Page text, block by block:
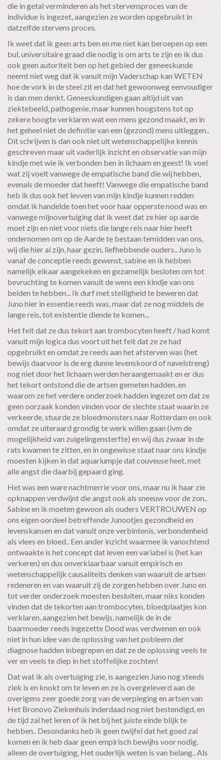
die in getal verminderen als het stervensproces van de
individue is ingezet, aangezien ze worden opgebruikt in
datzelfde stervens proces.
Ik weet dat ik geen arts ben en me niet kan beroepen op een
bul, universitaire graad die nodig is om arts te zijn en ik dus
ook geen autoriteit ben op het gebied der geneeskunde
neemt niet weg dat ik vanuit mijn Vaderschap kan WETEN
hoe de vork in de steel zit en dat het gewoonweg eenvoudiger
is dan men denkt. Geneeskundigen gaan altijd uit van
ziektebeeld, pathogenie, maar kunnen hoogstens tot op
zekere hoogte verklaren wat een mens gezond maakt, en in
het geheel niet de definitie van een (gezond) mens uitleggen..
Dit schrijven is dan ook niet uit wetenschappelijke kennis
geschreven maar uit vaderlijk inzicht en observatie van mijn
kindje met wie ik verbonden ben in lichaam en geest! Ik voel
wat zij voelt vanwege de empatische band die wij hebben,
evenals de moeder dat heeft! Vanwege die empatische band
heb ik dus ook het levven van mijn kindje kunnen redden
omdat ik handelde toen het voor haar opperste nood was en
vanwege mijnovertuiging dat ik weet dat ze hier op aarde
moet zijn en niet voor niets die lange reis naar hier heeft
ondernomen om op de Aarde te bestaan temidden van ons,
wij die hier al zijn, haar gezin, liefhebbende ouders.. Juno is
vanaf de conceptie reeds gewenst, sabine en ik hebben
namelijk elkaar aangekeken en gezamelijk besloten om tot
bevruchting te komen vanuit de wens een kindje van ons
beiden te hebben... Ik durf met stelligheid te beweren dat
Juno hier in essentie reeds was, maar dat ze nog middels de
lange reis, tot existentie diende te komen...
Het feit dat ze dus tekort aan trombocyten heeft / had komt
vanuit mijn logica dus voort uit het feit dat ze ze had
opgebruikt en omdat ze reeds aan het afsterven was (het
bewijs daarvoor is de erg dunne levenskoord of navelstreng)
nog niet door het lichaam werden heraangemaakt en er dus
het tekort ontstond die de artsen gemeten hadden, en
waarom ze het verdere onderzoek hadden ingezet om dat ze
geen oorzaak konden vinden voor de slechte staat waarin ze
verkeerde, stuurde ze bloedmonsters naar Rotterdam en ook
omdat ze uiteraard grondig te werk willen gaan (ivm de
mogelijkheid van zuigelingensterfte) en wij dus zwaar in de
rats kwamen te zitten, en in ongewisse staat naar ons kindje
moesten kijken in dat aquariumpje dat couveuse heet, met
alle angst die daarbij gepaard ging.
Het was een ware nachtmerrie voor ons, maar nu ik haar zie
opknappen verdwijnt die angst ook als sneeuw voor de zon..
Sabine en ik moeten gewoon als ouders VERTROUWEN op
ons eigen oordeel betreffende Junootjes gezondheid en
levenskansen en dat vanuit onze verbintenis, verbondenheid
als vlees en bloed.. Een ander inzicht waarmee ik vanochtend
ontwaakte is het concept dat leven een variabel is (het kan
verkeren) en dus onverklaarbaar vanuit empirisch en
wetenschappelijk causaliteits denken van waaruit de artsen
redeneren en van waaruit zij de zorgen hebben over Juno en
tot verder onderzoek moesten besluiten, maar niks konden
vinden dat de tekorten aan trombocyten, bloedplaatjes kon
verklaren, aangezien het bewijs, namelijk de in de
baarmoeder reeds ingezette Dood was verdwenen en ook
niet in hun idee van de oplossing van het pobleem der
diagnose hadden inbegrepen en dat ze de oplossing veels te
ver en veels te diep in het stoffelijke zochten!
Dat wat ik als overtuiging zie, is aangezien Juno nog steeds
ziek is en knokt om te leven en ze is overgeleverd aan de
overigens zeer goede zorg van de verpleging en artsen van
Het Bronovo Ziekenhuis inderdaad nog niet bestendigd, en
de tijd zal het leren of ik het bij het juiste einde blijk te
hebben.. Desondanks heb ik geen twijfel dat het goed zal
komen en ik heb daar geen empirisch bewijhs voor nodig,
alleen de overtuiging, Het ouderlijk weten is van belang.. Als